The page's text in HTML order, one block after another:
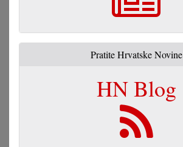
Pratite Hrvatske Novine
HN Blog